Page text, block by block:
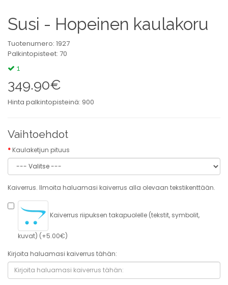
Susi - Hopeinen kaulakoru
Tuotenumero: 1927
Palkintopisteet: 70
1
349.90€
Hinta palkintopisteinä: 900
Vaihtoehdot
Kaulaketjun pituus
Kaiverrus. Ilmoita haluamasi kaiverrus alla olevaan tekstikenttään.
Kaiverrus riipuksen takapuolelle (tekstit, symbolit,
kuvat) (+5.00€)
Kirjoita haluamasi kaiverrus tähän: